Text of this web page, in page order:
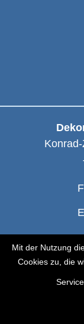
Mit der Nutzung
Cookies zu, die